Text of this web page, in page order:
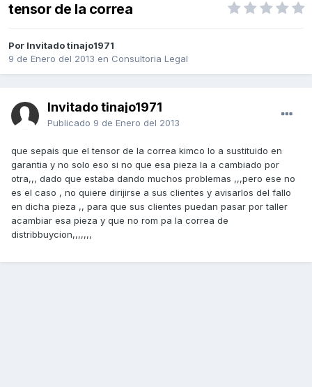
tensor de la correa
Por Invitado tinajo1971
9 de Enero del 2013 en Consultoria Legal
Invitado tinajo1971
Publicado 9 de Enero del 2013
que sepais que el tensor de la correa kimco lo a sustituido en
garantia y no solo eso si no que esa pieza la a cambiado por
otra,,, dado que estaba dando muchos problemas ,,,pero ese no
es el caso , no quiere dirijirse a sus clientes y avisarlos del fallo
en dicha pieza ,, para que sus clientes puedan pasar por taller
acambiar esa pieza y que no rom pa la correa de
distribbuycion,,,,,,,